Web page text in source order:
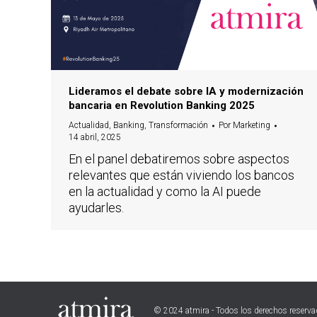
Lideramos el debate sobre IA y modernización
bancaria en Revolution Banking 2025
Actualidad, Banking, Transformación Por Marketing
14 abril, 2025
En el panel debatiremos sobre aspectos
relevantes que están viviendo los bancos
en la actualidad y como la AI puede
ayudarles.
© 2024 atmira - Todos los derechos